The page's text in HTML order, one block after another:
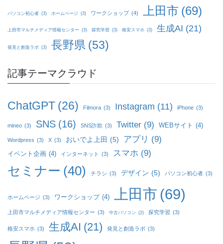
パソコン初心者 (3) ホームページ (3) ワークショップ (4) 上田市 (69)
上田市マルチメディア情報センター (3) 探究学習 (3) 格安スマホ (3) 生成AI (21)
発見と創造ラボ (3) 長野県 (53)
記事テーマクラウド
ChatGPT (26) Filmora (3) Instagram (11) iPhone (3)
mineo (3) SNS (16) SNS詐欺 (3) Twitter (9) WEBサイト (4)
Wordpress (3) X (3) おいでよ上田 (5) アプリ (9)
イベント企画 (4) インターネット (3) スマホ (9)
セミナー (40) チラシ (3) デザイン (5) パソコン初心者 (3)
ホームページ (3) ワークショップ (4) 上田市 (69)
上田市マルチメディア情報センター (3) 中古パソコン (2) 探究学習 (3)
格安スマホ (3) 生成AI (21) 発見と創造ラボ (3)